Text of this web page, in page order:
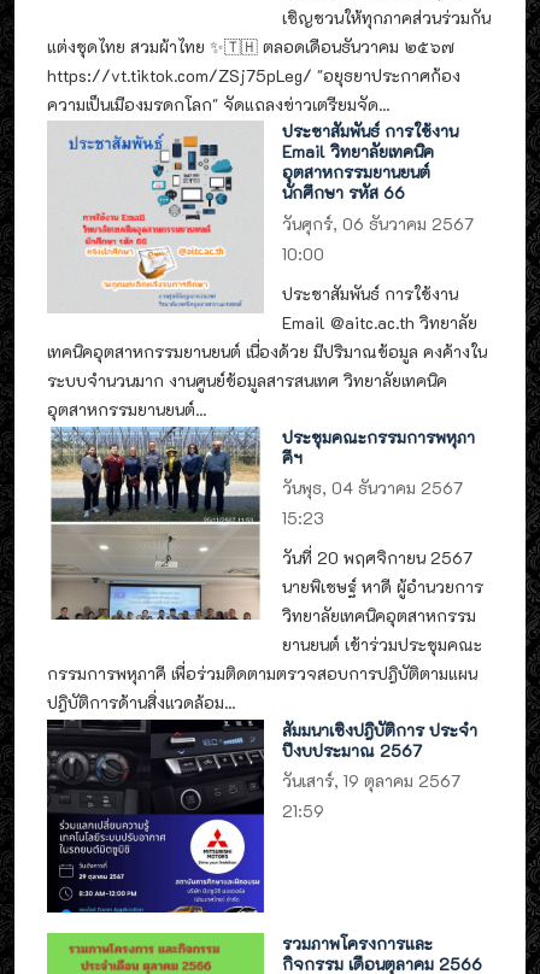
เชิญชวนให้ทุกภาคส่วนร่วมกัน
แต่งชุดไทย สวมผ้าไทย ✨🇹🇭 ตลอดเดือนธันวาคม ๒๕๖๗
https://vt.tiktok.com/ZSj75pLeg/ "อยุธยาประกาศก้อง
ความเป็นเมืองมรดกโลก" จัดแถลงข่าวเตรียมจัด...
ประชาสัมพันธ์ การใช้งาน
Email วิทยาลัยเทคนิค
อุตสาหกรรมยานยนต์
นักศึกษา รหัส 66
วันศุกร์, 06 ธันวาคม 2567
10:00
ประชาสัมพันธ์ การใช้งาน
Email @aitc.ac.th วิทยาลัย
เทคนิคอุตสาหกรรมยานยนต์ เนื่องด้วย มีปริมาณข้อมูล คงค้างใน
ระบบจำนวนมาก งานศูนย์ข้อมูลสารสนเทศ วิทยาลัยเทคนิค
อุตสาหกรรมยานยนต์...
ประชุมคณะกรรมการพหุภา
คีฯ
วันพุธ, 04 ธันวาคม 2567
15:23
วันที่ 20 พฤศจิกายน 2567
นายพิเชษฐ์ หาดี ผู้อำนวยการ
วิทยาลัยเทคนิคอุตสาหกรรม
ยานยนต์ เข้าร่วมประชุมคณะ
กรรมการพหุภาคี เพื่อร่วมติดตามตรวจสอบการปฎิบัติตามแผน
ปฎิบัติการด้านสิ่งแวดล้อม...
สัมมนาเชิงปฎิบัติการ ประจำ
ปีงบประมาณ 2567
วันเสาร์, 19 ตุลาคม 2567
21:59
รวมภาพโครงการและ
กิจกรรม เดือนตุลาคม 2566